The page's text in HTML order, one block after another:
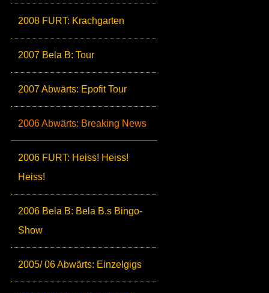
2008 FURT: Krachgarten
2007 Bela B: Tour
2007 Abwärts: Epofit Tour
2006 Abwärts: Breaking News
2006 FURT: Heiss! Heiss!
Heiss!
2006 Bela B: Bela B.s Bingo-
Show
2005/ 06 Abwärts: Einzelgigs